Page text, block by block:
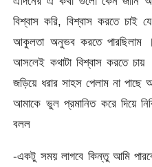
বিশ্বাস করি, বিশ্বাস করতে চাই
আকুলতা অনুভব করতে
আসলেই কথাটা বিশ্বাস করতে
জড়িয়ে ধরার সাহস পেলাম না
আমাকে ভুল প্রমানিত করে দিয়ে
বলল
-একটু সময় লাগবে কিন্তু আমি